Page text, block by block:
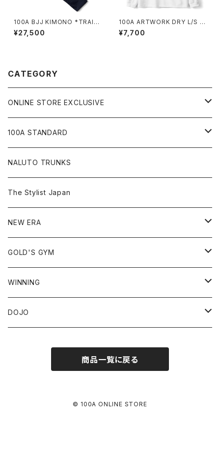
100A BJJ KIMONO *TRAINI
NG MODEL / NAVY
¥27,500
100A ARTWORK DRY L/S T
OP *FACE OKA
¥7,700
CATEGORY
ONLINE STORE EXCLUSIVE
JIU-JITSU Gi ART EXHIBITION
SHOW UP!
100A STANDARD
キャップ
Tシャツ
ショートスリーブ
ロングスリーブ
シャツ
アウター
スウェット
フーディ
ジャージ
ラッシュガード
NALUTO TRUNKS
The Stylist Japan
NEW ERA
59FIFTY
9FIFTY
39THIRTY
GOLD'S GYM
Tシャツ
ショートスリーブ
スウェット
WINNING
ヘッドギア
DOJO
商品一覧に戻る
© 100A ONLINE STORE